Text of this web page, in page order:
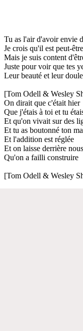
Tu as l'air d'avoir envie
Je crois qu'il est peut-
Mais je suis content
Juste pour voir que tes
Leur beauté et leur
[Tom Odell & Wesley
On dirait que c'était hier
Que j'étais à toi et tu
Et qu'on vivait sur des
Et tu as boutonné ton
Et l'addition est réglée
Et on laisse derrière
Qu'on a failli construire
[Tom Odell & Wesley